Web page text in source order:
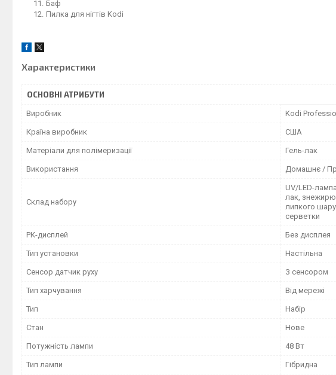
Баф
Пилка для нігтів Kodi
Характеристики
ОСНОВНІ АТРИБУТИ
Виробник Kodi
Країна виробник США
Матеріали для полімеризації Гель-лак
Використання Домашнє /
Склад набору
UV/LED-
лак,
липкого
серветки
РК-дисплей Без дисплея
Тип установки Настільна
Сенсор датчик руху З сенсором
Тип харчування Від мережі
Тип Набір
Стан Нове
Потужність лампи 48 Вт
Тип лампи Гібридна